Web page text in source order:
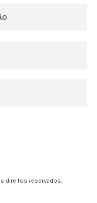
direitos reservados.